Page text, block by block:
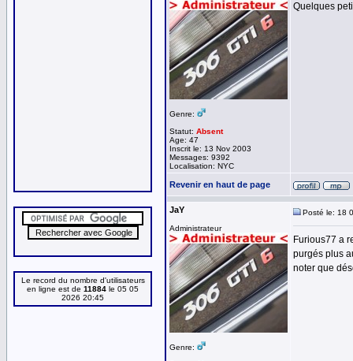
Le record du nombre d'utilisateurs
en ligne est de 11884 le 05 05
2026 20:45
Genre:
Statut: Absent
Age: 47
Inscrit le: 13 Nov 2003
Messages: 9392
Localisation: NYC
Quelques
Revenir en haut de page
JaY
Administrateur
Genre:
Posté le: 18
Furious77 a
purgés plus
noter que